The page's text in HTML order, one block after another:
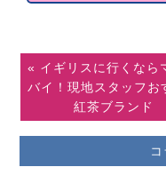
« イギリスに行くなら
バイ！現地スタッフお
紅茶ブランド